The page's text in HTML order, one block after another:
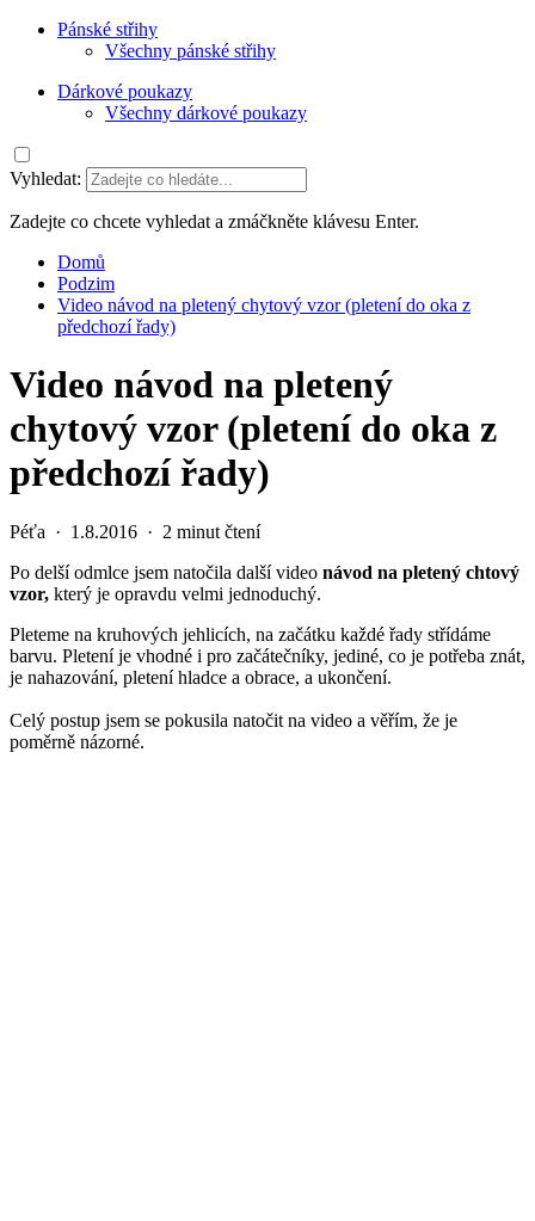
Pánské střihy
Všechny pánské střihy
Dárkové poukazy
Všechny dárkové poukazy
Vyhledat:
Zadejte co chcete vyhledat a zmáčkněte klávesu Enter.
Domů
Podzim
Video návod na pletený chytový vzor (pletení do oka z
předchozí řady)
Video návod na pletený
chytový vzor (pletení do oka z
předchozí řady)
Péťa · 1.8.2016 · 2 minut čtení
Po delší odmlce jsem natočila další video návod na pletený chtový
vzor, který je opravdu velmi jednoduchý.
Pleteme na kruhových jehlicích, na začátku každé řady střídáme
barvu. Pletení je vhodné i pro začátečníky, jediné, co je potřeba znát,
je nahazování, pletení hladce a obrace, a ukončení.
Celý postup jsem se pokusila natočit na video a věřím, že je
poměrně názorné.